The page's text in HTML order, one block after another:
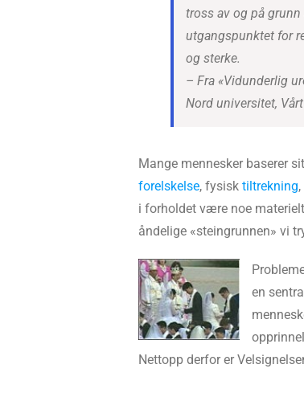
tross av og på
utgangspunktet for
og sterke.
– Fra «Vidunderlig
Nord universitet,
Mange mennesker baserer
forelskelse, fysisk tiltrekning
i forholdet være noe
åndelige «steingrunnen» vi
en
Nettopp derfor er